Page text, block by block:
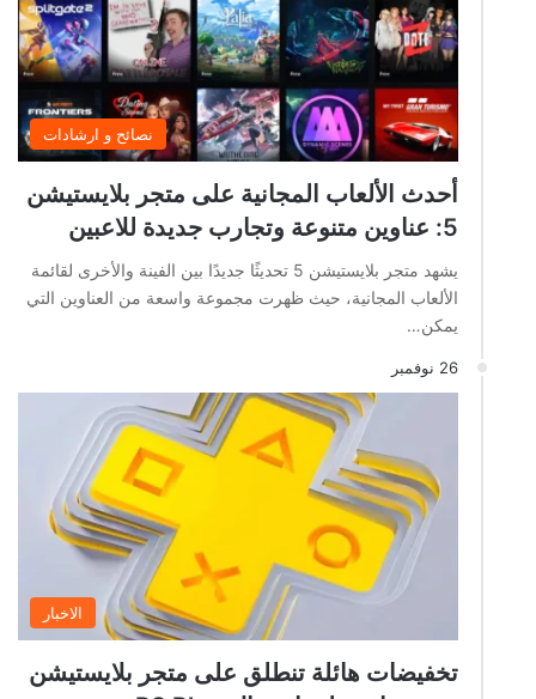
نصائح و ارشادات
أحدث الألعاب المجانية على متجر بلايستيشن
5: عناوين متنوعة وتجارب جديدة للاعبين
يشهد متجر بلايستيشن 5 تحديثًا جديدًا بين الفينة والأخرى لقائمة
الألعاب المجانية، حيث ظهرت مجموعة واسعة من العناوين التي
يمكن…
26 نوفمبر
الاخبار
تخفيضات هائلة تنطلق على متجر بلايستيشن